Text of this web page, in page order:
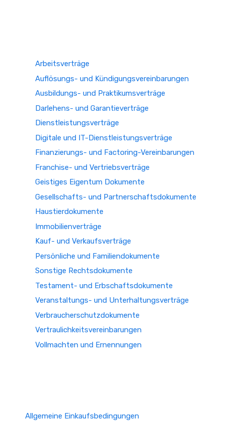
Arbeitsverträge
Auflösungs- und Kündigungsvereinbarungen
Ausbildungs- und Praktikumsverträge
Darlehens- und Garantieverträge
Dienstleistungsverträge
Digitale und IT-Dienstleistungsverträge
Finanzierungs- und Factoring-Vereinbarungen
Franchise- und Vertriebsverträge
Geistiges Eigentum Dokumente
Gesellschafts- und Partnerschaftsdokumente
Haustierdokumente
Immobilienverträge
Kauf- und Verkaufsverträge
Persönliche und Familiendokumente
Sonstige Rechtsdokumente
Testament- und Erbschaftsdokumente
Veranstaltungs- und Unterhaltungsverträge
Verbraucherschutzdokumente
Vertraulichkeitsvereinbarungen
Vollmachten und Ernennungen
Allgemeine Einkaufsbedingungen